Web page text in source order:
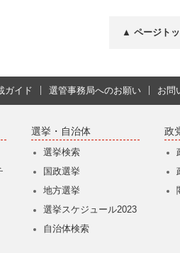
▲ ページト
ガイド 選管事務局へのお願い お問
選挙・自治体
選挙検索
国政選挙
地方選挙
選挙スケジュール2023
自治体検索
政